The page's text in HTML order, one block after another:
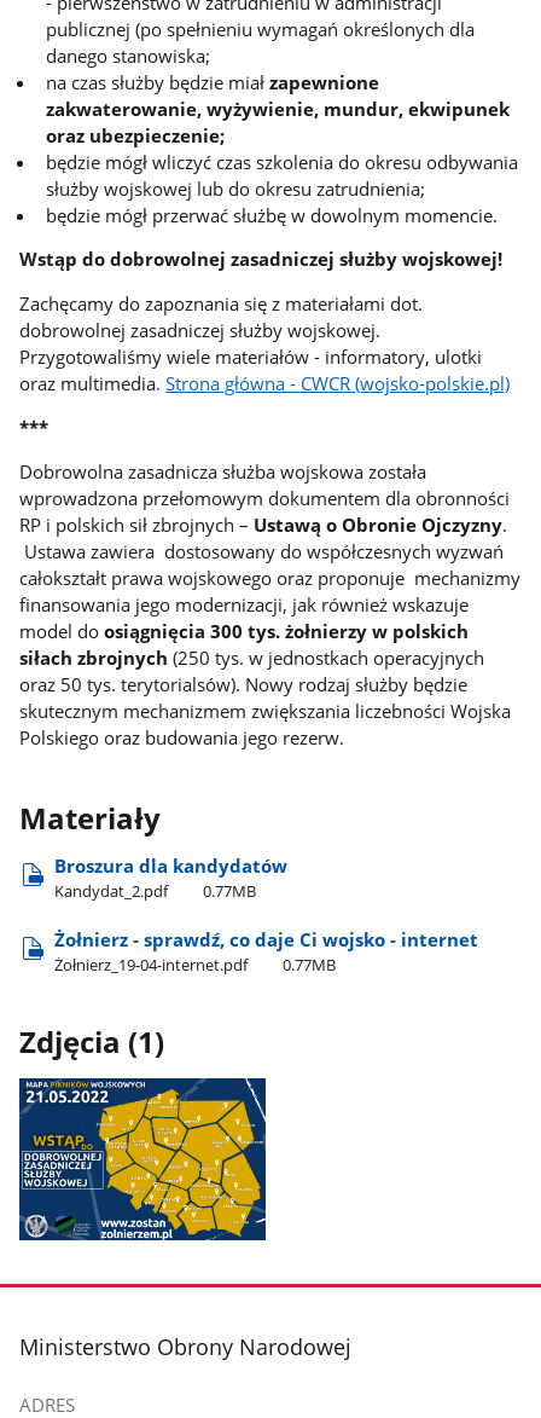
publicznej (po spełnieniu wymagań określonych dla
danego stanowiska;
na czas służby będzie miałzapewnione
zakwaterowanie, wyżywienie, mundur, ekwipunek
oraz ubezpieczenie;
będzie mógł wliczyć czas szkolenia do okresu odbywania
służby wojskowej lub do okresu zatrudnienia;
będzie mógł przerwać służbę w dowolnym momencie.
Wstąp do dobrowolnej zasadniczej służby wojskowej!
Zachęcamy do zapoznania się z materiałami dot.
dobrowolnej zasadniczej służby wojskowej.
Przygotowaliśmy wiele materiałów - informatory, ulotki
oraz multimedia.Strona główna - CWCR (wojsko-polskie.pl)
***
Dobrowolna zasadnicza służba wojskowa została
wprowadzona przełomowym dokumentem dla obronności
RP i polskich sił zbrojnych – Ustawą o Obronie Ojczyzny.
Ustawa zawiera dostosowany do współczesnych wyzwań
całokształt prawa wojskowego oraz proponuje mechanizmy
finansowania jego modernizacji, jak również wskazuje
model doosiągnięcia 300 tys. żołnierzy w polskich
siłach zbrojnych (250 tys. w jednostkach operacyjnych
oraz 50 tys. terytorialsów). Nowy rodzaj służby będzie
skutecznym mechanizmem zwiększania liczebności Wojska
Polskiego oraz budowania jego rezerw.
Materiały
Broszura dla kandydatów
Kandydat​_2.pdf 0.77MB
Żołnierz - sprawdź, co daje Ci wojsko - internet
Żołnierz​_19-04-internet.pdf 0.77MB
Zdjęcia (1)
zdjęcie
galerii.
stopka
Ministerstwo Obrony Narodowej
ADRES